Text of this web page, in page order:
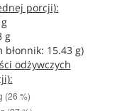
porcji):
g
15.43 g)
odżywczych